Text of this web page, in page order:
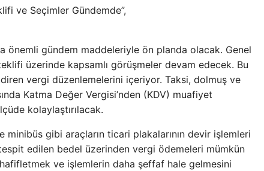
ve Seçimler Gündemde”,
gündem maddeleriyle ön planda olacak. Genel
üzerinde kapsamlı görüşmeler devam edecek. Bu
vergi düzenlemelerini içeriyor. Taksi, dolmuş ve
Katma Değer Vergisi’nden (KDV) muafiyet
kolaylaştırılacak.
gibi araçların ticari plakalarının devir işlemleri
edilen bedel üzerinden vergi ödemeleri mümkün
ve işlemlerin daha şeffaf hale gelmesini